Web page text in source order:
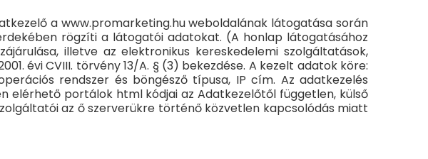
a www.promarketing.hu weboldalának látogatása során
rögzíti a látogatói adatokat. (A honlap látogatásához
illetve az elektronikus kereskedelemi szolgáltatások,
évi CVIII. törvény 13/A. § (3) bekezdése. A kezelt adatok köre:
rendszer és böngésző típusa, IP cím. Az adatkezelés
portálok html kódjai az Adatkezelőtől független, külső
az ő szerverükre történő közvetlen kapcsolódás miatt